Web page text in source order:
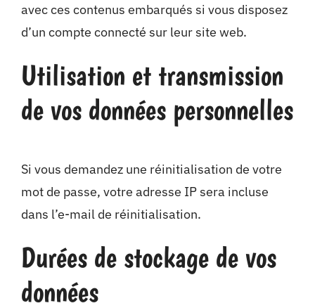
avec ces contenus embarqués si vous disposez
d’un compte connecté sur leur site web.
Utilisation et transmission
de vos données personnelles
Si vous demandez une réinitialisation de votre
mot de passe, votre adresse IP sera incluse
dans l’e-mail de réinitialisation.
Durées de stockage de vos
données